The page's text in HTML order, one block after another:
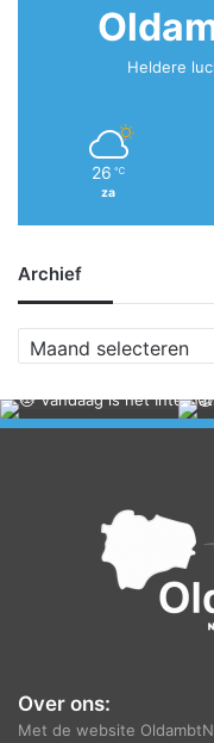
Heldere
26 ℃
za
Archief
r
h
Over ons:
Met de website